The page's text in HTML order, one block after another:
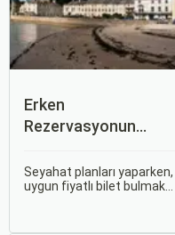
Erken
Rezervasyonun
Otobüs Bileti Satın
Alma İpuçları
Seyahat planları yaparken,
uygun fiyatlı bilet bulmak